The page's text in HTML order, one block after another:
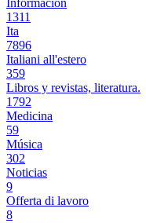
Información
1311
Ita
7896
Italiani all'estero
359
Libros y revistas, literatura.
1792
Medicina
59
Música
302
Noticias
9
Offerta di lavoro
8